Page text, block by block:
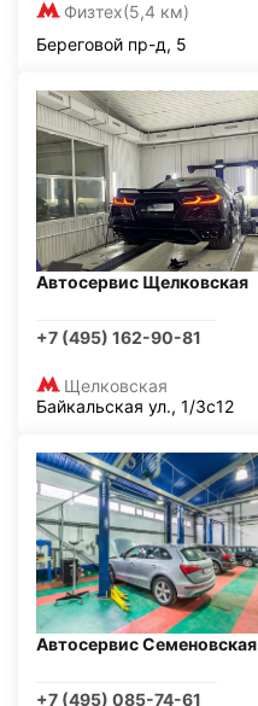
Физтех(5,4 км)
Береговой пр-д, 5
Автосервис Щелковская
+7 (495) 162-90-81
Щелковская
Байкальская ул., 1/3с12
Автосервис Семеновская
+7 (495) 085-74-61